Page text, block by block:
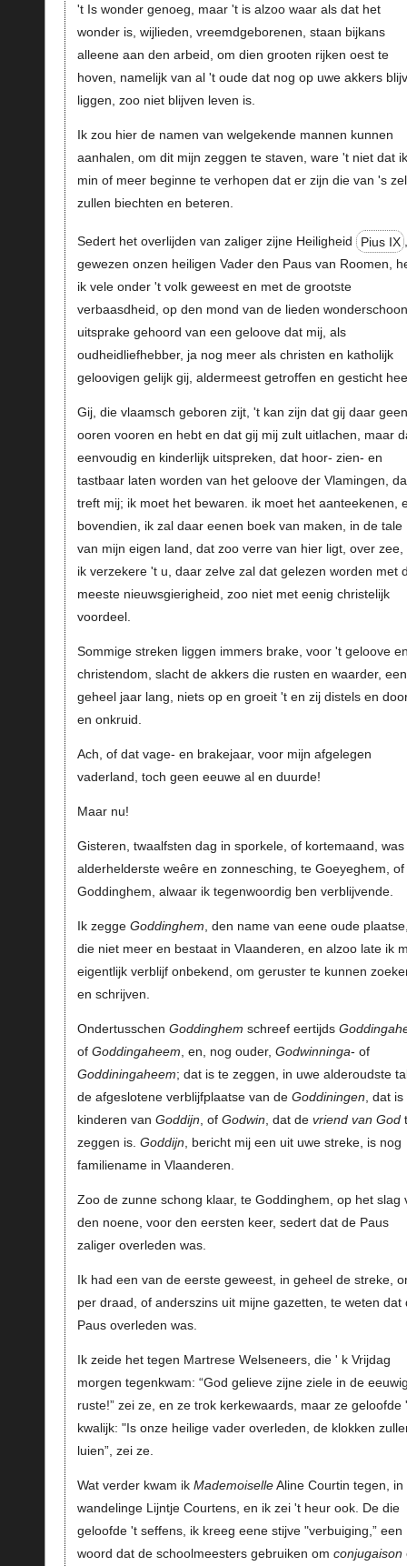
't Is wonder genoeg, maar 't is alzoo waar als dat het
wonder is, wijlieden, vreemdgeborenen, staan bijkans
alleene aan den arbeid, om dien grooten rijken oest te
hoven, namelijk van al 't oude dat nog op uwe akkers
liggen, zoo niet blijven leven is.
Ik zou hier de namen van welgekende mannen kunnen
aanhalen, om dit mijn zeggen te staven, ware 't niet dat ik
min of meer beginne te verhopen dat er zijn die van 's
zullen biechten en beteren.
Sedert het overlijden van zaliger zijne Heiligheid Pius IX
gewezen onzen heiligen Vader den Paus van Roomen,
ik vele onder 't volk geweest en met de grootste
verbaasdheid, op den mond van de lieden
uitsprake gehoord van een geloove dat mij, als
oudheidliefhebber, ja nog meer als christen en katholijk
geloovigen gelijk gij, aldermeest getroffen en gesticht
Gij, die vlaamsch geboren zijt, 't kan zijn dat gij daar
ooren vooren en hebt en dat gij mij zult uitlachen, maar
eenvoudig en kinderlijk uitspreken, dat hoor- zien- en
tastbaar laten worden van het geloove der Vlamingen,
treft mij; ik moet het bewaren. ik moet het aanteekenen,
bovendien, ik zal daar eenen boek van maken, in de tale
van mijn eigen land, dat zoo verre van hier ligt, over zee,
ik verzekere 't u, daar zelve zal dat gelezen worden met
meeste nieuwsgierigheid, zoo niet met eenig christelijk
voordeel.
Sommige streken liggen immers brake, voor 't geloove
christendom, slacht de akkers die rusten en waarder, een
geheel jaar lang, niets op en groeit 't en zij distels en
en onkruid.
Ach, of dat vage- en brakejaar, voor mijn afgelegen
vaderland, toch geen eeuwe al en duurde!
Maar nu!
Gisteren, twaalfsten dag in sporkele, of kortemaand, was
alderhelderste weêre en zonnesching, te Goeyeghem, of
Goddinghem, alwaar ik tegenwoordig ben verblijvende.
Ik zegge Goddinghem , den name van eene oude
die niet meer en bestaat in Vlaanderen, en alzoo late ik
eigentlijk verblijf onbekend, om geruster te kunnen
en schrijven.
Ondertusschen Goddinghem schreef eertijds
of Goddingaheem , en, nog ouder, Godwinninga- of
Goddiningaheem; dat is te zeggen, in uwe alderoudste
de afgeslotene verblijfplaatse van de Goddiningen , dat
kinderen van Goddijn , of Godwin , dat de vriend van God
zeggen is. Goddijn , bericht mij een uit uwe streke, is nog
familiename in Vlaanderen.
Zoo de zunne schong klaar, te Goddinghem, op het slag
den noene, voor den eersten keer, sedert dat de Paus
zaliger overleden was.
Ik had een van de eerste geweest, in geheel de streke,
per draad, of anderszins uit mijne gazetten, te weten dat
Paus overleden was.
Ik zeide het tegen Martrese Welseneers, die ' k Vrijdag
morgen tegenkwam: “God gelieve zijne ziele in de
ruste!” zei ze, en ze trok kerkewaards, maar ze geloofde
kwalijk: "Is onze heilige vader overleden, de klokken
luien”, zei ze.
Wat verder kwam ik MademoiselleAline Courtin tegen, in
wandelinge Lijntje Courtens, en ik zei 't heur ook. De die
geloofde 't seffens, ik kreeg eene stijve "verbuiging,” een
woord dat de schoolmeesters gebruiken om conjugaison